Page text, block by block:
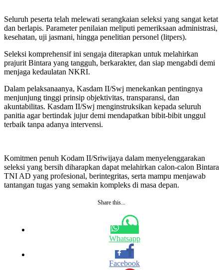
Seluruh peserta telah melewati serangkaian seleksi yang sangat ketat
dan berlapis. Parameter penilaian meliputi pemeriksaan administrasi,
kesehatan, uji jasmani, hingga penelitian personel (litpers).
Seleksi komprehensif ini sengaja diterapkan untuk melahirkan
prajurit Bintara yang tangguh, berkarakter, dan siap mengabdi demi
menjaga kedaulatan NKRI.
​Dalam pelaksanaanya, Kasdam II/Swj menekankan pentingnya
menjunjung tinggi prinsip objektivitas, transparansi, dan
akuntabilitas. Kasdam II/Swj menginstruksikan kepada seluruh
panitia agar bertindak jujur demi mendapatkan bibit-bibit unggul
terbaik tanpa adanya intervensi.
Komitmen penuh Kodam II/Sriwijaya dalam menyelenggarakan
seleksi yang bersih diharapkan dapat melahirkan calon-calon Bintara
TNI AD yang profesional, berintegritas, serta mampu menjawab
tantangan tugas yang semakin kompleks di masa depan.
Share this...
Whatsapp
Facebook